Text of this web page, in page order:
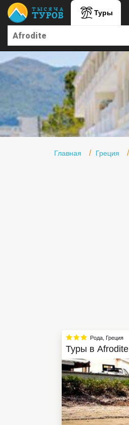
Туры
Главная Греция
Рода, Греция
Туры в Afrodite
Главная
Туры в Турцию
Туры в Египет
Туры в ОАЭ
Офис г. Москва